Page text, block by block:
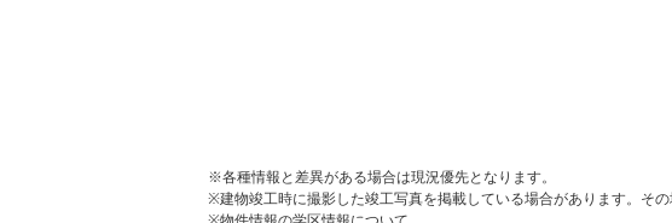
※各種情報と差異がある場合は現況優先となります。
※建物竣工時に撮影した竣工写真を掲載している場合があります。その